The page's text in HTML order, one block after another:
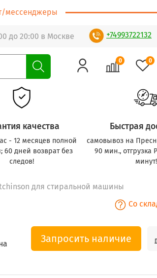
мессенджеры
до 20:00 в Москве +74993722132
0 0
качества
- 12 месяцев полной
60 дней возврат без
следов!
Быстрая
самовывоз на
90 мин., отгрузка
минут!
для стиральной машины
Со
Запросить наличие